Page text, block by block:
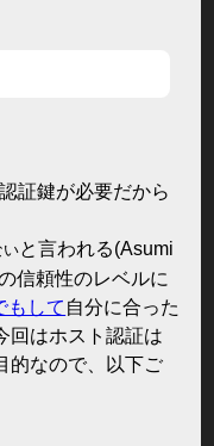
証鍵が必要だから
と言われる(Asumi
信頼性のレベルに
もして 自分に合った
回はホスト認証は
的なので、以下ご